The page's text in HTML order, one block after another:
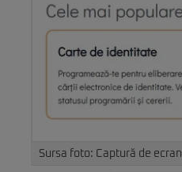
Sursa foto: Captură de ecran